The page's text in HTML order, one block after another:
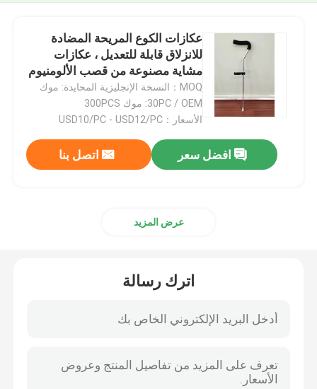
عكازات الكوع المريحة المضادة
للانزلاق قابلة للتعديل ، عكازات
مشاية مصنوعة من قصب الألومنيوم
MOQ：النسخة الإنجليزية المحايدة: موك
30PC / OEM: موك 300PCS
الأسعار：USD10/PC - USD12/PC
افضل سعر اتصل بنا
عرض المزيد
اترك رسالة